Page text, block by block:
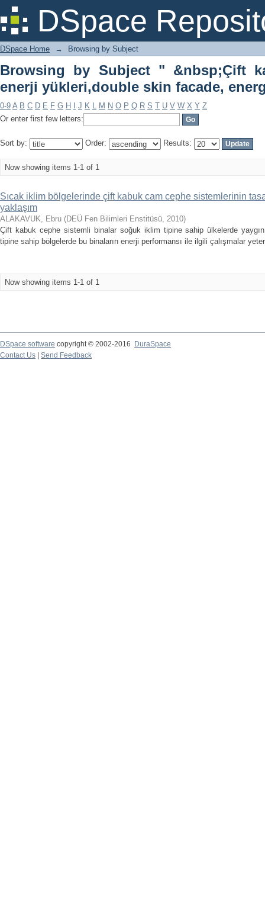
DSpace
Browsing by Subject " &nbsp;Çift
facade, energy, energy loads."
DSpace Home → Browsing by Subject
Browsing by Subject " &nbsp;Çift
enerji yükleri,double skin facade,
0-9 A B C D E F G H J K L M N O P Q R S T U V W X Y Z
Or enter first few letters:
Sort by: Order: Results:
Now showing items 1-1 of 1
Sıcak iklim bölgelerinde çift kabuk cam cephe sistemlerinin
yaklaşım
ALAKAVUK, Ebru (DEÜ Fen Bilimleri Enstitüsü, 2010)
Çift kabuk cephe sistemli binalar soğuk iklim tipine sahip ülkelerde
tipine sahip bölgelerde bu binaların enerji performansı ile ilgili çalışmalar
Now showing items 1-1 of 1
DSpace software copyright © 2002-2016
DuraSpace
Contact Us
Send Feedback